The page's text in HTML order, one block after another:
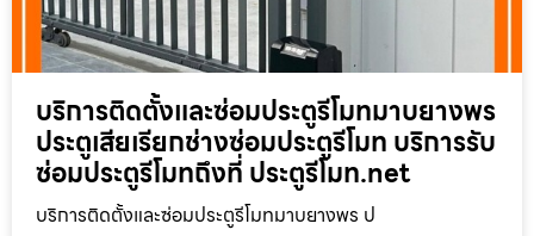
บริการติดตั้งและซ่อมประตูรีโมทมาบยางพร
ประตูเสียเรียกช่างซ่อมประตูรีโมท บริการรับ
ซ่อมประตูรีโมทถึงที่ ประตูรีโมท.net
บริการติดตั้งและซ่อมประตูรีโมทมาบยางพร ป